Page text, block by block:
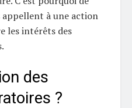
à une action
les intérêts des
des
?